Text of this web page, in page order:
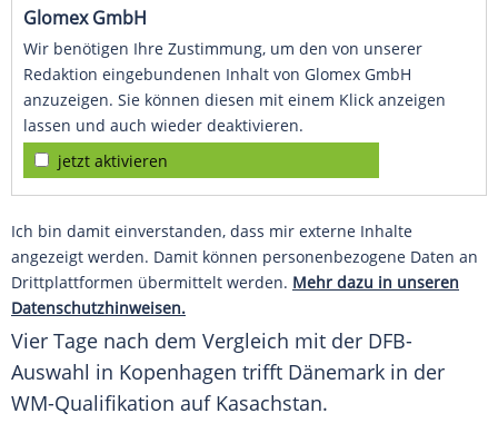
Glomex GmbH
Wir benötigen Ihre Zustimmung, um den von unserer
Redaktion eingebundenen Inhalt von Glomex GmbH
anzuzeigen. Sie können diesen mit einem Klick anzeigen
lassen und auch wieder deaktivieren.
jetzt aktivieren
Ich bin damit einverstanden, dass mir externe Inhalte
angezeigt werden. Damit können personenbezogene Daten an
Drittplattformen übermittelt werden. Mehr dazu in unseren
Datenschutzhinweisen.
Vier Tage nach dem Vergleich mit der DFB-
Auswahl in Kopenhagen trifft Dänemark in der
WM-Qualifikation auf Kasachstan.